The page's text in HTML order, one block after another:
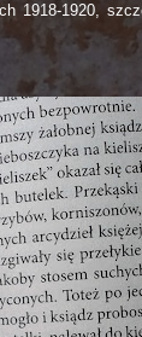
1918-1920,